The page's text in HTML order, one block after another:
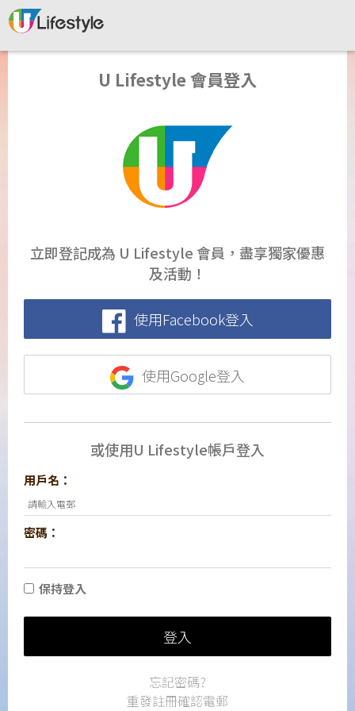
U Lifestyle 會員登入
立即登記成為 U Lifestyle 會員，盡享獨家優惠
及活動！
使用Facebook登入
使用Google登入
或使用U Lifestyle帳戶登入
用戶名：
密碼：
保持登入
登入
忘記密碼?
重發註冊確認電郵